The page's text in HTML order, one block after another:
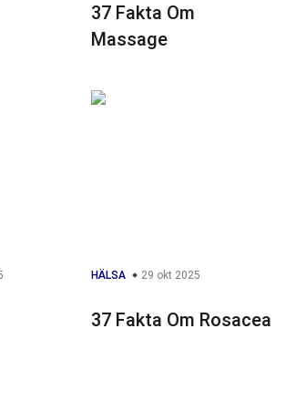
37 Fakta Om
Massage
HÄLSA 29 okt 2025
37 Fakta Om Rosacea